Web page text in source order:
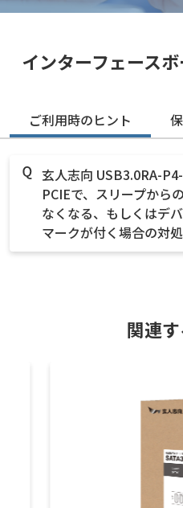
インターフェース
ご利用時のヒント
玄人志向 USB3.0RA-
PCIEで、スリープから
なくなる、もしくはデ
マークが付く場合の対
関連